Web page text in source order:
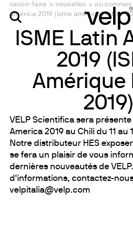
savoir-faire > nouvelles > où
america 2019 (isme amérique latine
ISME Latin
2019
Amérique
2019)
VELP Scientifica sera présente
America 2019 au Chili du 11 au
Notre distributeur HES
se fera un plaisir de vous
dernières nouveautés de
d'informations, contactez-
velpitalia@velp.com